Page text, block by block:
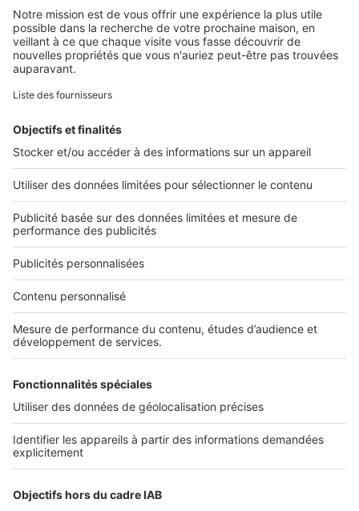
Retrouvez-nous sur ...
L'ENTREPRISE
Qui sommes-nous ?
Nous contacter
Nous recrutons
NOS APPLICATIONS
Découvrez nos applications
Tous nos services pro
Accès client
Mes annonces sur SeLoger
À DÉCOUVRIR
Tout l'immobilier